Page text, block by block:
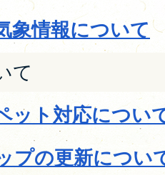
象情報について
て
ット対応につい
プの更新につい